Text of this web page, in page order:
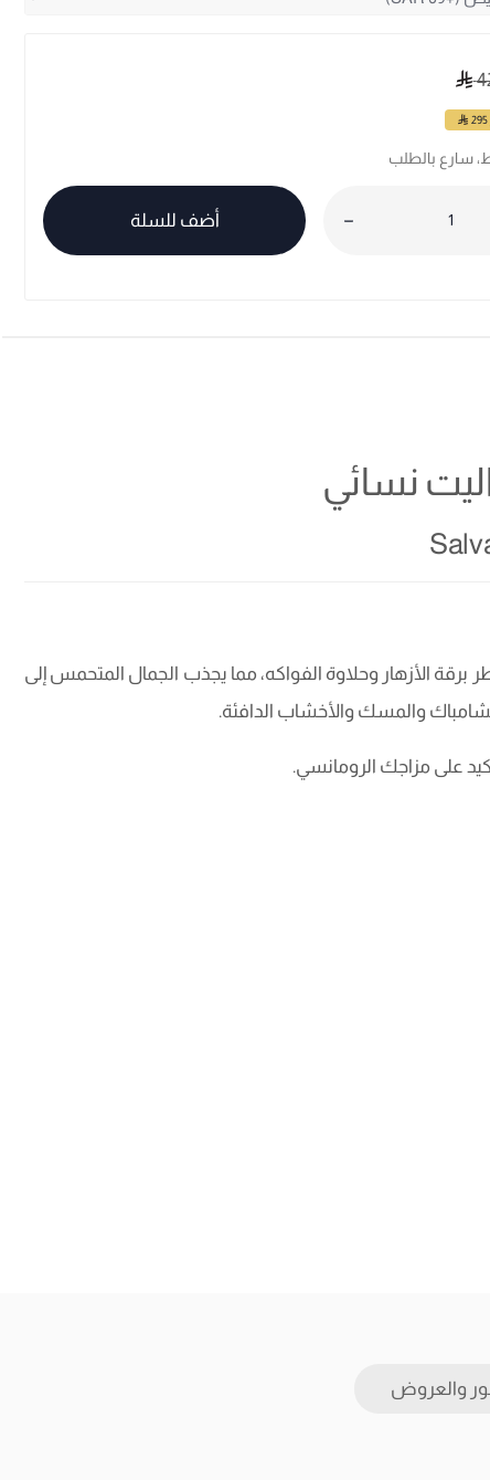
295
أضف للسلة
نسائي
برقة الأزهار وحلاوة الفواكه، مما يجذب الجمال المتحمس إلى
والمسك والأخشاب الدافئة.
على مزاجك الرومانسي.
والعروض